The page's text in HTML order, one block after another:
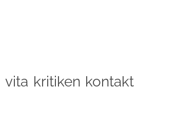
vita kritiken kontakt